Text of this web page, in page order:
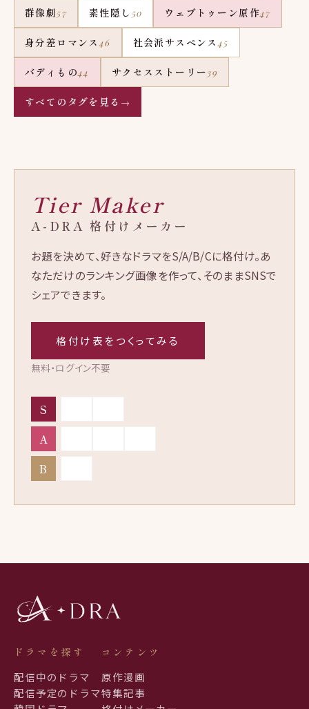
群像劇57 素性隠し 50 ウェブトゥーン原作47
身分差ロマンス46 社会派サスペンス45
バディもの44 サクセスストーリー39
すべてのタグを見る →
Tier Maker
A-DRA 格付けメーカー
お題を決めて、好きなドラマをS/A/B/Cに格付け。あ
なただけのランキング画像を作って、そのままSNSで
シェアできます。
格付け表をつくってみる
無料・ログイン不要
S
A
B
ドラマを探す
配信中のドラマ
配信予定のドラマ
コンテンツ
原作漫画
特集記事